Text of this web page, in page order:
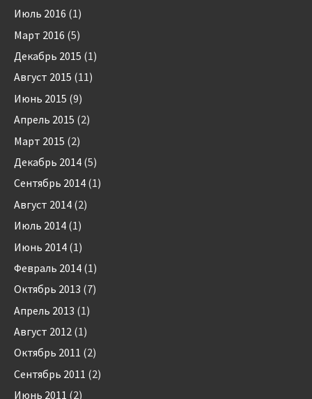
Июль 2016 (1)
Март 2016 (5)
Декабрь 2015 (1)
Август 2015 (11)
Июнь 2015 (9)
Апрель 2015 (2)
Март 2015 (2)
Декабрь 2014 (5)
Сентябрь 2014 (1)
Август 2014 (2)
Июль 2014 (1)
Июнь 2014 (1)
Февраль 2014 (1)
Октябрь 2013 (7)
Апрель 2013 (1)
Август 2012 (1)
Октябрь 2011 (2)
Сентябрь 2011 (2)
Июнь 2011 (2)